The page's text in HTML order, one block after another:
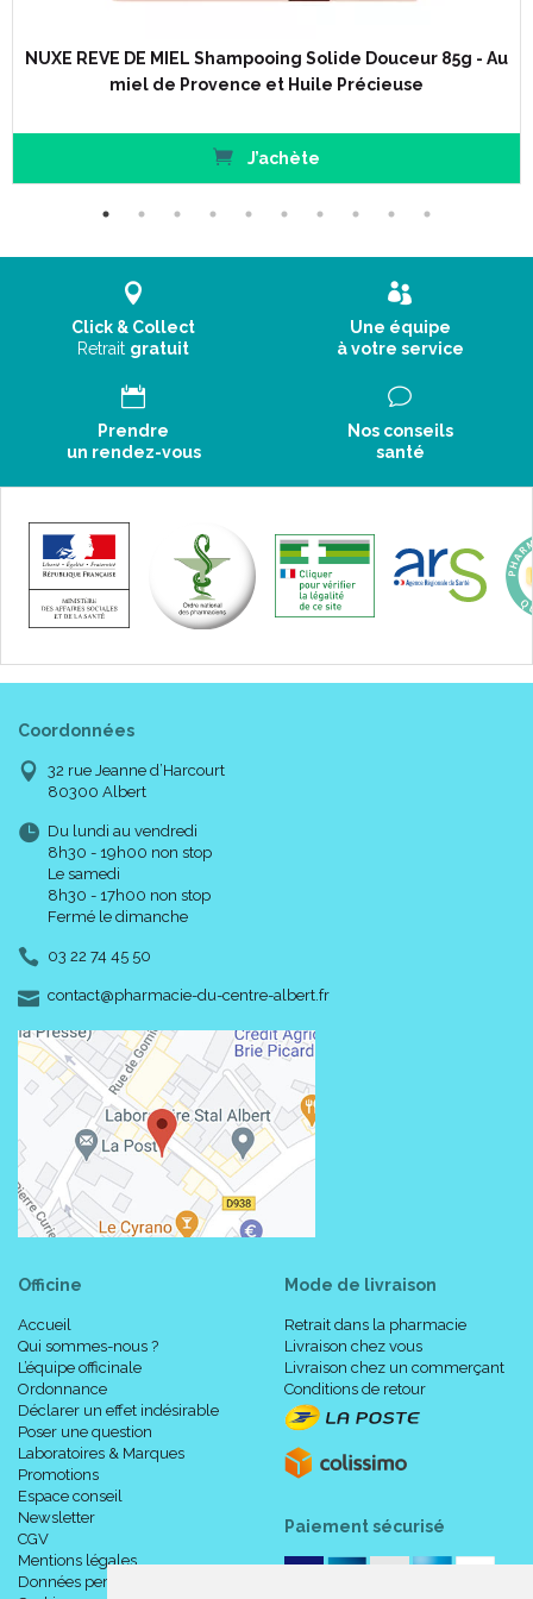
Caprylyl Glycol, Caramel, Calcium Gluconate, Tropolone,
Hydrogenated Palm Glycerides Citrate, Tocopherol.
Code EAN : 3264680004063
NUXE REVE DE MIEL Shampooing Solide Douceur 85g - Au
miel de Provence et Huile Précieuse
J’achète
Click & Collect
Retrait gratuit
Une équipe
à votre service
Prendre
un rendez-vous
Nos conseils
santé
Coordonnées
32 rue Jeanne d’Harcourt
80300 Albert
Du lundi au vendredi
8h30 - 19h00 non stop
Le samedi
8h30 - 17h00 non stop
Fermé le dimanche
03 22 74 45 50
contact-
@-
pharmacie-du-centre-albert.fr
Officine
Accueil
Qui sommes-nous ?
L’équipe officinale
Ordonnance
Déclarer un effet indésirable
Poser une question
Laboratoires & Marques
Promotions
Espace conseil
Newsletter
CGV
Mentions légales
Données personnelles
Mode de livraison
Retrait dans la pharmacie
Livraison chez vous
Livraison chez un commerçant
Conditions de retour
Paiement sécurisé